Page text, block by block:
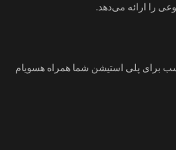
را ارائه می‌دهد.
برای پلی استیشن شما همراه هسویام